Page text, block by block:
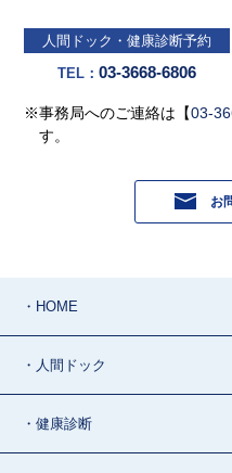
⼈間ドック・健康診断予約
TEL：03-3668-6806
※事務局へのご連絡は【03-
す。
お
・HOME
・人間ドック
・健康診断